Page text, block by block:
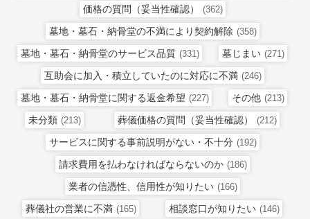
価格の質問（妥当性確認） (362)
墓地・墓石・納骨堂の不満により契約解除 (358)
墓地・墓石・納骨堂のサービス品質 (331) 墓じまい (271)
互助会に加入・積立していたのに対応に不満 (246)
墓地・墓石・納骨堂に関する返金希望 (227) その他 (213)
未分類 (213) 葬儀価格の質問（妥当性確認） (212)
サービスに関する事前説明がない・不十分 (192)
請求費用を払わなければならないのか (186)
業者の信憑性、信用性が知りたい (166)
葬儀社の営業に不満 (165) 相談窓口が知りたい (146)